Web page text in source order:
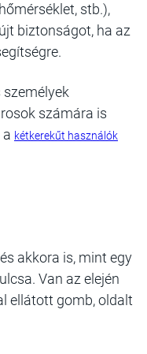
stb.),
biztonságot, ha az
személyek
számára is
a kétkerekűt használók
akkora is, mint egy
Van az elején
ellátott gomb, oldalt